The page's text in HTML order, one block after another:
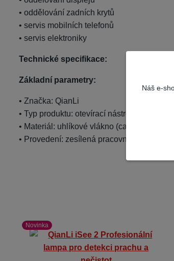
• oddělování zadních krytů
• servis mobilních telefonů
• servis elektroniky
Technické specifikace:
Základní parametry:
• Značka: QianLi
• Typ produktu: otevírací nástroj
• Materiál: uhlíkové vlákno (carbon)
• Provedení: zesílená pracovní hrana
Novinka
Náš e-